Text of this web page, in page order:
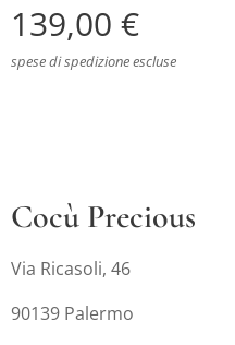
139,00 €
spese di spedizione escluse
Cocù Precious
Via Ricasoli, 46
90139 Palermo